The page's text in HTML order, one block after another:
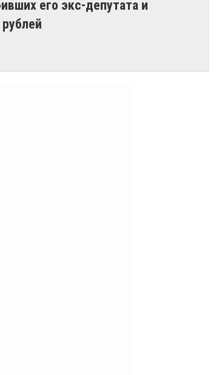
его экс-депутата и